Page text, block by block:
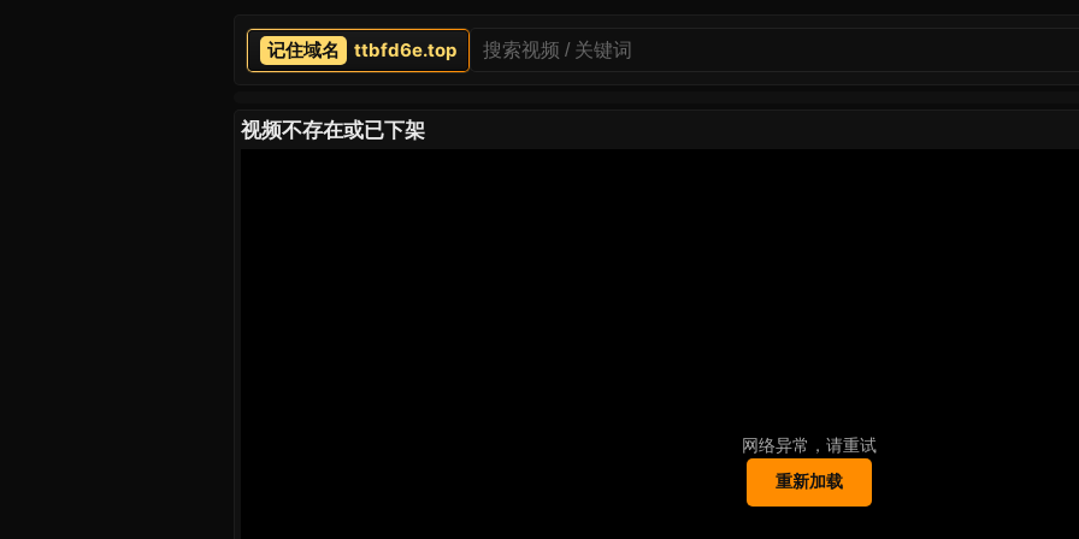
ttbfd6e.top
视频不存在或已下架
网络异常，请重试
重新加载